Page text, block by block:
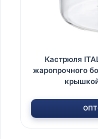
Кастрюля
жаропрочного